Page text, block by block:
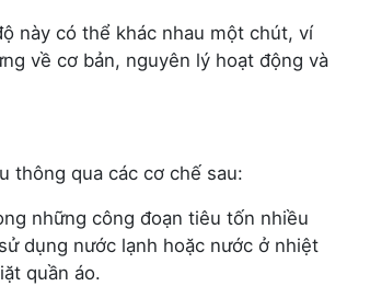
này có thể khác nhau một chút, ví
về cơ bản, nguyên lý hoạt động và
thông qua các cơ chế sau:
những công đoạn tiêu tốn nhiều
dụng nước lạnh hoặc nước ở nhiệt
quần áo.